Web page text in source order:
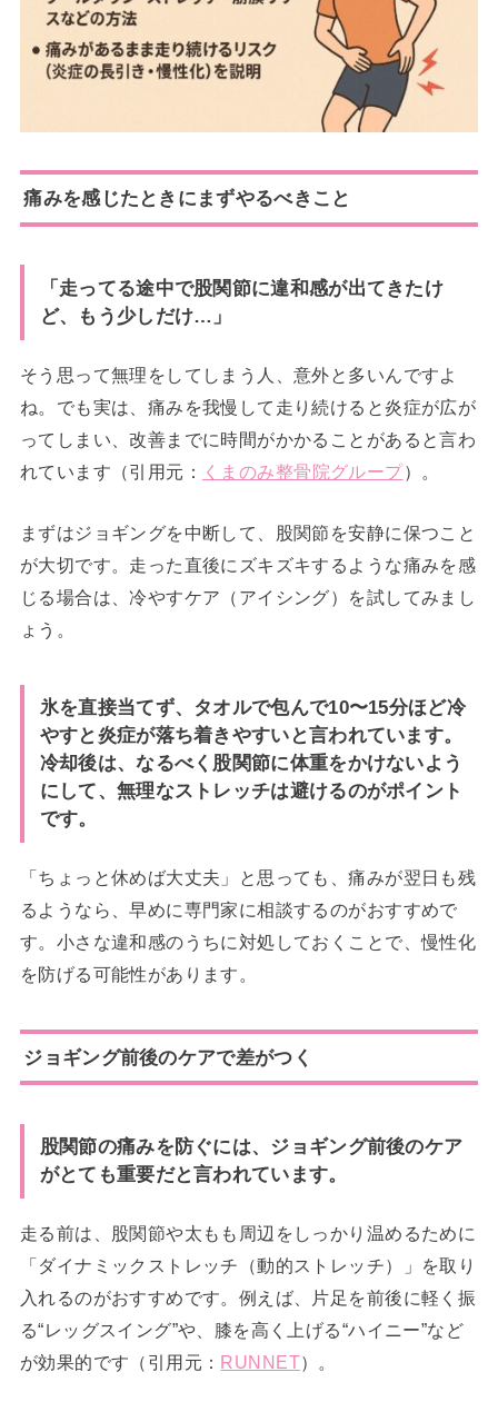
痛みを感じたときにまずやるべきこと
「走ってる途中で股関節に違和感が出てきたけ
ど、もう少しだけ…」
そう思って無理をしてしまう人、意外と多いんですよ
ね。でも実は、痛みを我慢して走り続けると炎症が広が
ってしまい、改善までに時間がかかることがあると言わ
れています（引用元：
くまのみ整骨院グループ）。
まずはジョギングを中断して、股関節を安静に保つこと
が大切です。走った直後にズキズキするような痛みを感
じる場合は、冷やすケア（アイシング）を試してみまし
ょう。
氷を直接当てず、タオルで包んで10〜15分ほど冷
やすと炎症が落ち着きやすいと言われています。
冷却後は、なるべく股関節に体重をかけないよう
にして、無理なストレッチは避けるのがポイント
です。
「ちょっと休めば大丈夫」と思っても、痛みが翌日も残
るようなら、早めに専門家に相談するのがおすすめで
す。小さな違和感のうちに対処しておくことで、慢性化
を防げる可能性があります。
ジョギング前後のケアで差がつく
股関節の痛みを防ぐには、ジョギング前後のケア
がとても重要だと言われています。
走る前は、股関節や太もも周辺をしっかり温めるために
「ダイナミックストレッチ（動的ストレッチ）」を取り
入れるのがおすすめです。例えば、片足を前後に軽く振
る“レッグスイング”や、膝を高く上げる“ハイニー”など
が効果的です（引用元： RUNNET）。